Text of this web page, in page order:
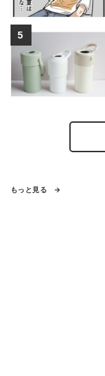
もっと見る